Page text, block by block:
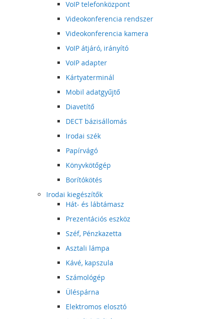
VoIP telefonközpont
Videokonferencia rendszer
Videokonferencia kamera
VoIP átjáró, irányító
VoIP adapter
Kártyaterminál
Mobil adatgyűjtő
Diavetítő
DECT bázisállomás
Irodai szék
Papírvágó
Könyvkötőgép
Borítókötés
Irodai kiegészítők
Hát- és lábtámasz
Prezentációs eszköz
Széf, Pénzkazetta
Asztali lámpa
Kávé, kapszula
Számológép
Üléspárna
Elektromos elosztó